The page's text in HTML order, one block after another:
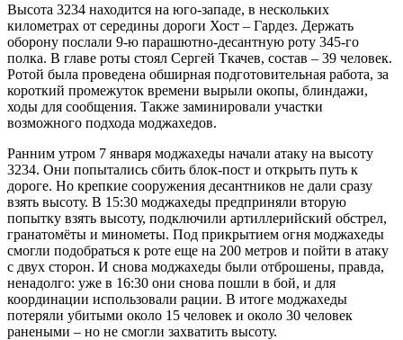
Высота 3234 находится на юго-западе, в нескольких
километрах от середины дороги Хост – Гардез. Держать
оборону послали 9-ю парашютно-десантную роту 345-го
полка. В главе роты стоял Сергей Ткачев, состав – 39 человек.
Ротой была проведена обширная подготовительная работа, за
короткий промежуток времени вырыли окопы, блиндажи,
ходы для сообщения. Также заминировали участки
возможного подхода моджахедов.
Ранним утром 7 января моджахеды начали атаку на высоту
3234. Они попытались сбить блок-пост и открыть путь к
дороге. Но крепкие сооружения десантников не дали сразу
взять высоту. В 15:30 моджахеды предприняли вторую
попытку взять высоту, подключили артиллерийский обстрел,
гранатомёты и минометы. Под прикрытием огня моджахеды
смогли подобраться к роте еще на 200 метров и пойти в атаку
с двух сторон. И снова моджахеды были отброшены, правда,
ненадолго: уже в 16:30 они снова пошли в бой, и для
координации использовали рации. В итоге моджахеды
потеряли убитыми около 15 человек и около 30 человек
ранеными – но не смогли захватить высоту.